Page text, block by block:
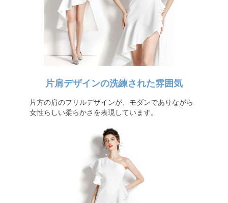
片肩デザインの洗練された雰囲気
片方の肩のフリルデザインが、モダンでありながら
女性らしい柔らかさを表現しています。